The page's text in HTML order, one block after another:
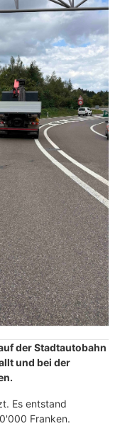
der Stadtautobahn
und bei der
Es entstand
Franken.